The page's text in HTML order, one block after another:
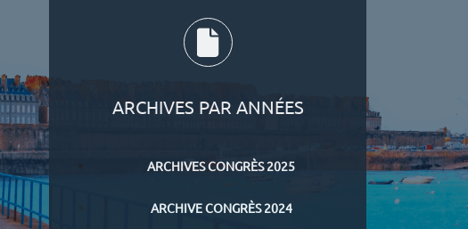
ARCHIVES PAR ANNÉES
ARCHIVES CONGRÈS 2025
ARCHIVE CONGRÈS 2024